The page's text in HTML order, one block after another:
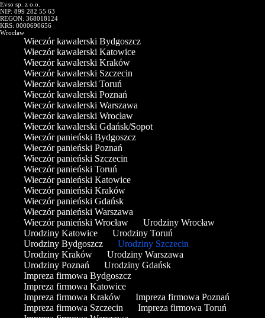
Evso sp. z o.o.
NIP: 899 282 55 63
REGON: 368018124
KRS: 0000690656
Wrocław
Wieczór kawalerski Bydgoszcz
Wieczór kawalerski Katowice
Wieczór kawalerski Kraków
Wieczór kawalerski Szczecin
Wieczór kawalerski Toruń
Wieczór kawalerski Poznań
Wieczór kawalerski Warszawa
Wieczór kawalerski Wrocław
Wieczór kawalerski Gdańsk/Sopot
Wieczór panieński Bydgoszcz
Wieczór panieński Poznań
Wieczór panieński Szczecin
Wieczór panieński Toruń
Wieczór panieński Katowice
Wieczór panieński Kraków
Wieczór panieński Gdańsk
Wieczór panieński Warszawa
Wieczór panieński Wrocław
Urodziny Wrocław
Urodziny Katowice
Urodziny Toruń
Urodziny Bydgoszcz
Urodziny Szczecin
Urodziny Kraków
Urodziny Warszawa
Urodziny Poznań
Urodziny Gdańsk
Impreza firmowa Bydgoszcz
Impreza firmowa Katowice
Impreza firmowa Kraków
Impreza firmowa Poznań
Impreza firmowa Szczecin
Impreza firmowa Toruń